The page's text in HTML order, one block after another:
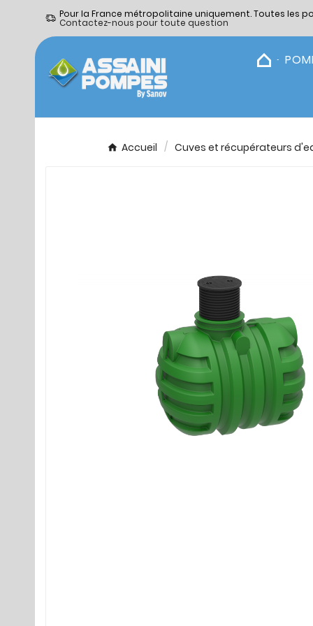
Pour la France métropolitaine uniquement. Toutes les
Contactez-nous pour toute question
Accueil Cuves et récupérateurs